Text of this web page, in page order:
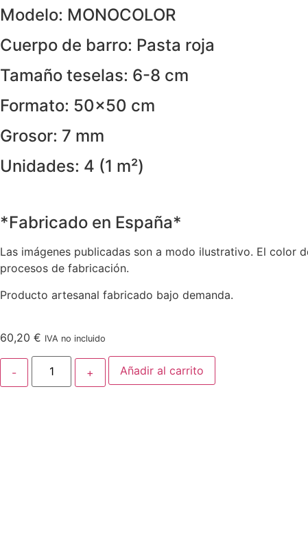
Modelo: MONOCOLOR
Cuerpo de barro: Pasta roja
Tamaño teselas: 6-8 cm
Formato: 50×50 cm
Grosor: 7 mm
Unidades: 4 (1 m²)
*Fabricado en España*
Las imágenes publicadas son a modo ilustrativo. El
procesos de fabricación.
Producto artesanal fabricado bajo demanda.
60,20 € IVA no incluido
Añadir al carrito